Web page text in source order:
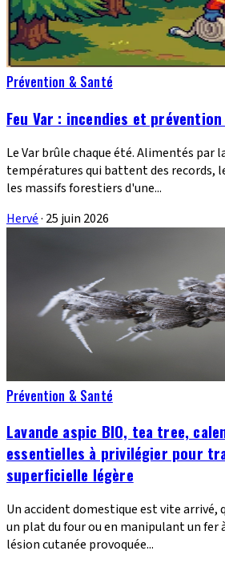
Prévention & Santé
Feu Var : incendies et
Le Var brûle chaque été. Alimentés par
températures qui battent des records,
les massifs forestiers d'une...
Hervé· 25 juin 2026
Prévention & Santé
Lavande aspic BIO, tea tree,
essentielles à privilégier pour
superficielle légère
Un accident domestique est vite arrivé,
un plat du four ou en manipulant un fer
lésion cutanée provoquée...